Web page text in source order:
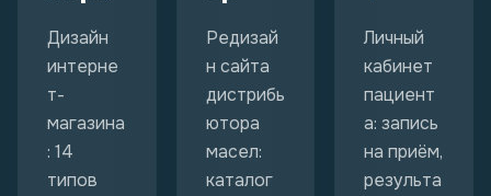
Дизайн
интерне
т-
магазина
: 14
типов
Редизай
н сайта
дистрибь
ютора
масел:
каталог
Личный
кабинет
пациент
а: запись
на приём,
результа